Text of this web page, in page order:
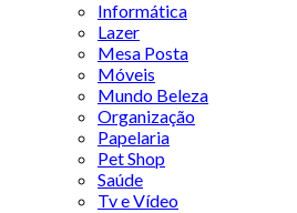
Informática
Lazer
Mesa Posta
Móveis
Mundo Beleza
Organização
Papelaria
Pet Shop
Saúde
Tv e Vídeo